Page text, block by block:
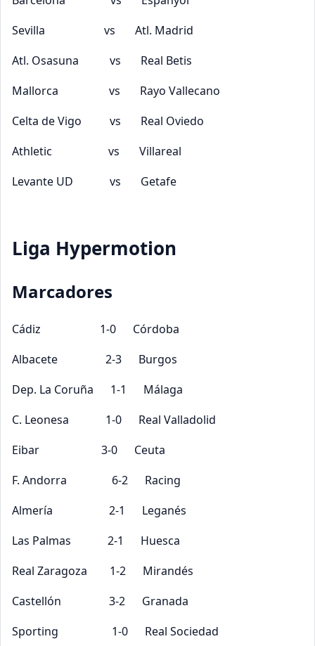
Sevilla vs Atl. Madrid
Atl. Osasuna vs Real Betis
Mallorca vs Rayo Vallecano
Celta de Vigo vs Real Oviedo
Athletic vs Villareal
Levante UD vs Getafe
Liga Hypermotion
Marcadores
Cádiz 1-0 Córdoba
Albacete 2-3 Burgos
Dep. La Coruña 1-1 Málaga
C. Leonesa 1-0 Real Valladolid
Eibar 3-0 Ceuta
F. Andorra 6-2 Racing
Almería 2-1 Leganés
Las Palmas 2-1 Huesca
Real Zaragoza 1-2 Mirandés
Castellón 3-2 Granada
Sporting 1-0 Real Sociedad